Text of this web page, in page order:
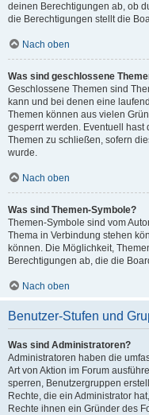
deinen Berechtigungen ab, ob
die Berechtigungen stellt die
Nach oben
Was sind geschlossene
Geschlossene Themen sind
kann und bei denen eine
Themen können aus vielen
gesperrt werden. Eventuell
Themen zu schließen, sofern
wurde.
Nach oben
Was sind Themen-Symbole?
Themen-Symbole sind vom
Thema in Verbindung stehen
können. Die Möglichkeit,
Berechtigungen ab, die die
Nach oben
Benutzer-Stufen und
Was sind Administratoren?
Administratoren haben die
Art von Aktion im Forum
sperren, Benutzergruppen
Rechte, die ein Administrator
Rechte ihnen ein Gründer des